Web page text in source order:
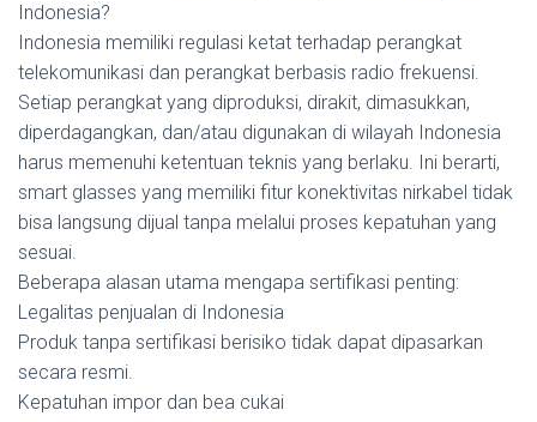
Indonesia?
Indonesia memiliki regulasi ketat terhadap perangkat
telekomunikasi dan perangkat berbasis radio frekuensi.
Setiap perangkat yang diproduksi, dirakit, dimasukkan,
diperdagangkan, dan/atau digunakan di wilayah Indonesia
harus memenuhi ketentuan teknis yang berlaku. Ini berarti,
smart glasses yang memiliki fitur konektivitas nirkabel tidak
bisa langsung dijual tanpa melalui proses kepatuhan yang
sesuai.
Beberapa alasan utama mengapa sertifikasi penting:
Legalitas penjualan di Indonesia
Produk tanpa sertifikasi berisiko tidak dapat dipasarkan
secara resmi.
Kepatuhan impor dan bea cukai